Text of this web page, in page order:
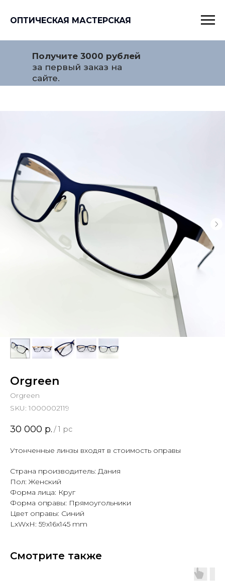
ОПТИЧЕСКАЯ МАСТЕРСКАЯ
Получите 3000 рублей
за первый заказ на
сайте.
Orgreen
Orgreen
SKU: 1000002119
30 000 р. /1 pc
Утонченные линзы входят в стоимость оправы
Страна производитель: Дания
Пол: Женский
Форма лица: Круг
Форма оправы: Прямоугольники
Цвет оправы: Синий
LxWxH: 59x16x145 mm
Смотрите также